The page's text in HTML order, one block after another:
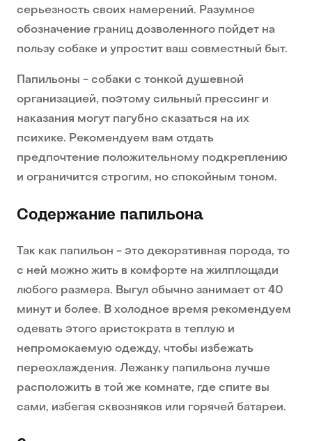
серьезность своих намерений. Разумное
обозначение границ дозволенного пойдет на
пользу собаке и упростит ваш совместный быт.
Папильоны - собаки с тонкой душевной
организацией, поэтому сильный прессинг и
наказания могут пагубно сказаться на их
психике. Рекомендуем вам отдать
предпочтение положительному подкреплению
и ограничится строгим, но спокойным тоном.
Содержание папильона
Так как папильон - это декоративная порода, то
с ней можно жить в комфорте на жилплощади
любого размера. Выгул обычно занимает от 40
минут и более. В холодное время рекомендуем
одевать этого аристократа в теплую и
непромокаемую одежду, чтобы избежать
переохлаждения. Лежанку папильона лучше
расположить в той же комнате, где спите вы
сами, избегая сквозняков или горячей батареи.